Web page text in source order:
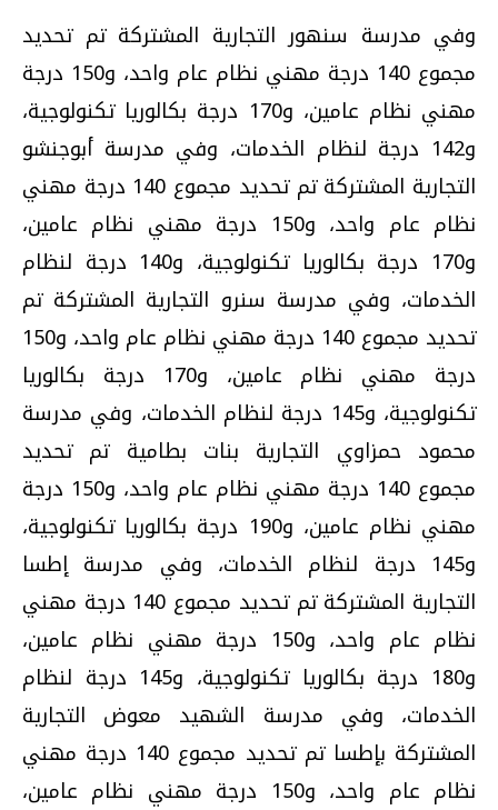
وفي مدرسة سنهور التجارية المشتركة تم تحديد
مجموع 140 درجة مهني نظام عام واحد، و150 درجة
مهني نظام عامين، و170 درجة بكالوريا تكنولوجية،
و142 درجة لنظام الخدمات، وفي مدرسة أبوجنشو
التجارية المشتركة تم تحديد مجموع 140 درجة مهني
نظام عام واحد، و150 درجة مهني نظام عامين،
و170 درجة بكالوريا تكنولوجية، و140 درجة لنظام
الخدمات، وفي مدرسة سنرو التجارية المشتركة تم
تحديد مجموع 140 درجة مهني نظام عام واحد، و150
درجة مهني نظام عامين، و170 درجة بكالوريا
تكنولوجية، و145 درجة لنظام الخدمات، وفي مدرسة
محمود حمزاوي التجارية بنات بطامية تم تحديد
مجموع 140 درجة مهني نظام عام واحد، و150 درجة
مهني نظام عامين، و190 درجة بكالوريا تكنولوجية،
و145 درجة لنظام الخدمات، وفي مدرسة إطسا
التجارية المشتركة تم تحديد مجموع 140 درجة مهني
نظام عام واحد، و150 درجة مهني نظام عامين،
و180 درجة بكالوريا تكنولوجية، و145 درجة لنظام
الخدمات، وفي مدرسة الشهيد معوض التجارية
المشتركة بإطسا تم تحديد مجموع 140 درجة مهني
نظام عام واحد، و150 درجة مهني نظام عامين،